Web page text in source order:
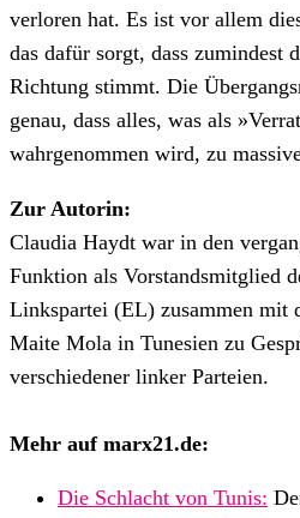
verloren hat. Es ist vor allem
das dafür sorgt, dass zumindest
Richtung stimmt. Die
genau, dass alles, was als
wahrgenommen wird, zu
Zur Autorin:
Claudia Haydt war in den
Funktion als Vorstandsmitglied
Linkspartei (EL) zusammen mit
Maite Mola in Tunesien zu
verschiedener linker Parteien.
Mehr auf marx21.de:
Die Schlacht von Tunis: